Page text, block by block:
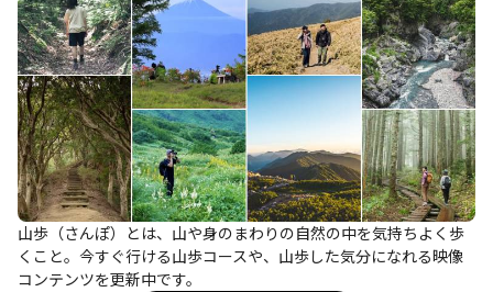
山歩（さんぽ）とは、山や身のまわりの自然の中を気持ちよく歩
くこと。今すぐ行ける山歩コースや、山歩した気分になれる映像
コンテンツを更新中です。